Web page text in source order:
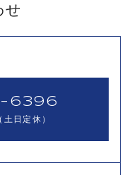
せ
6396
日定休）